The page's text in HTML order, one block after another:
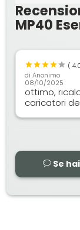
MP40
(
diAnonimo
08/10/2025
ottimo,
caricatori
Se